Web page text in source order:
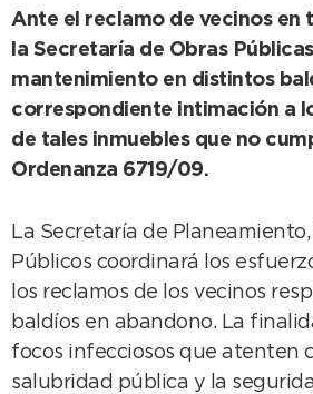
Ante el reclamo de vecinos en
la Secretaría de Obras
mantenimiento en distintos
correspondiente intimación a
de tales inmuebles que no
Ordenanza 6719/09.
La Secretaría de
Públicos coordinará los
los reclamos de los vecinos
baldíos en abandono. La
focos infecciosos que atenten
salubridad pública y la